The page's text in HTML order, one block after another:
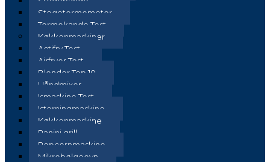
Stegetermometer
Termokande Test
Køkkenmaskiner
Actifry Test
Airfryer Test
Blender Top 10
Håndmixer
Ismaskine Test
Isterningmaskine
Køkkenmaskine
Panini grill
Popcornmaskine
Mikrobølgeovn